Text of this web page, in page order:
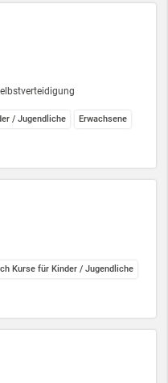
/ Jugendliche Erwachsene
Kurse für Kinder / Jugendliche